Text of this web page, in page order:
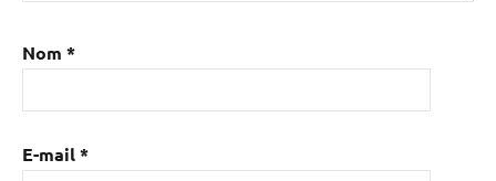
Nom *
E-mail*